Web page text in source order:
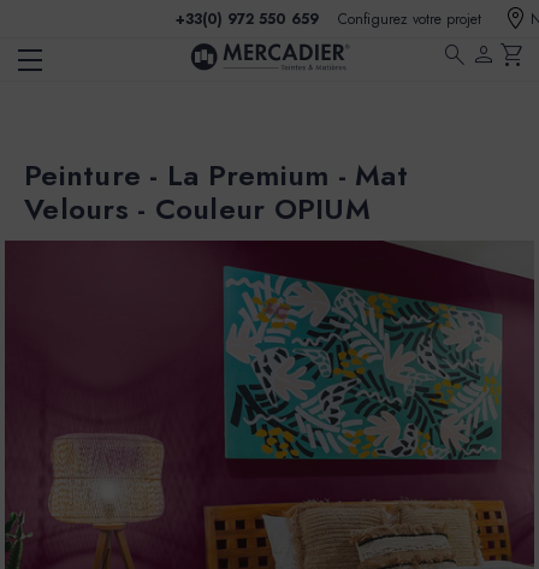
+33(0) 972 550 659 Configurez votre projet
search person shopping_cart
Peinture - La Premium - Mat
Velours - Couleur OPIUM